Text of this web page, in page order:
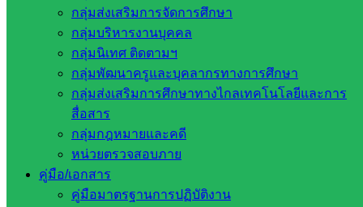
กลุ่มส่งเสริมการจัดการศึกษา
กลุ่มบริหารงานบุคคล
กลุ่มนิเทศ ติดตามฯ
กลุ่มพัฒนาครูและบุคลากรทางการศึกษา
กลุ่มส่งเสริมการศึกษาทางไกลเทคโนโลยีและการ
สื่อสาร
กลุ่มกฎหมายและคดี
หน่วยตรวจสอบภาย
คู่มือ/เอกสาร
คู่มือมาตรฐานการปฏิบัติงาน
ภาพกิจกรรมทั้งหมด
369